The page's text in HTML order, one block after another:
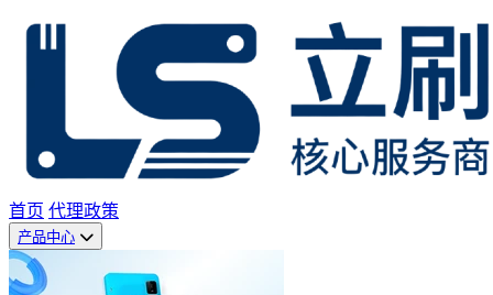
首页 代理政策
产品中心